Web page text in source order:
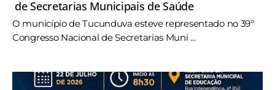
de Secretarias Municipais de Saúde
O município de Tucunduva esteve representado no 39º
Congresso Nacional de Secretarias Muni ...